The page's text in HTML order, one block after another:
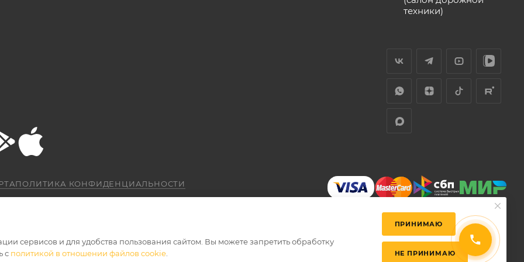
техники)
ПОЛИТИКА КОНФИДЕНЦИАЛЬНОСТИ
сервисов и для удобства пользования сайтом. Вы можете запретить обработку
с политикой в отношении файлов cookie
ПРИНИМАЮ
НЕ ПРИНИМАЮ